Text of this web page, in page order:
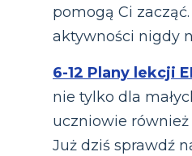
pomogą Ci
aktywności nigdy
6-12 Plany lekcji
nie tylko dla
uczniowie
Już dziś sprawdź